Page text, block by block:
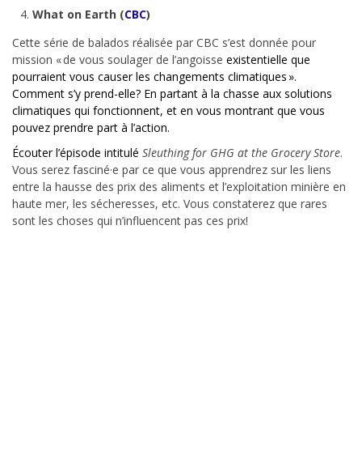
What on Earth (CBC)
Cette série de balados réalisée par CBC s’est donnée pour
mission « de vous soulager de l’angoisse existentielle que
pourraient vous causer les changements climatiques ».
Comment s’y prend-elle? En partant à la chasse aux solutions
climatiques qui fonctionnent, et en vous montrant que vous
pouvez prendre part à l’action.
Écouter l’épisode intitulé Sleuthing for GHG at the Grocery Store.
Vous serez fasciné·e par ce que vous apprendrez sur les liens
entre la hausse des prix des aliments et l’exploitation minière en
haute mer, les sécheresses, etc. Vous constaterez que rares
sont les choses qui n’influencent pas ces prix!